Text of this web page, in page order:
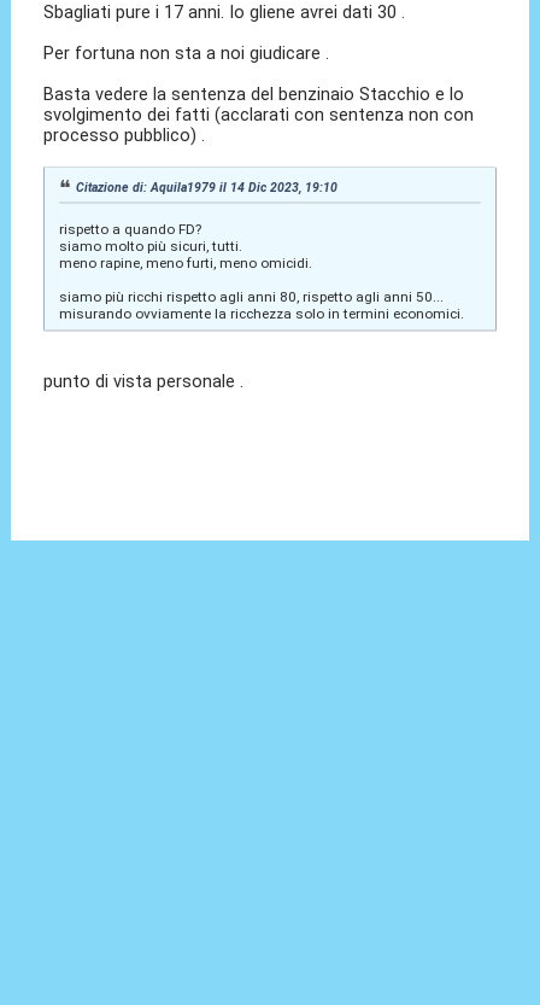
Sbagliati pure i 17 anni. Io gliene avrei dati 30 .
Per fortuna non sta a noi giudicare .
Basta vedere la sentenza del benzinaio Stacchio e lo
svolgimento dei fatti (acclarati con sentenza non con
processo pubblico) .
Citazione di: Aquila1979 il 14 Dic 2023, 19:10
rispetto a quando FD?
siamo molto più sicuri, tutti.
meno rapine, meno furti, meno omicidi.
siamo più ricchi rispetto agli anni 80, rispetto agli anni 50...
misurando ovviamente la ricchezza solo in termini economici.
punto di vista personale .